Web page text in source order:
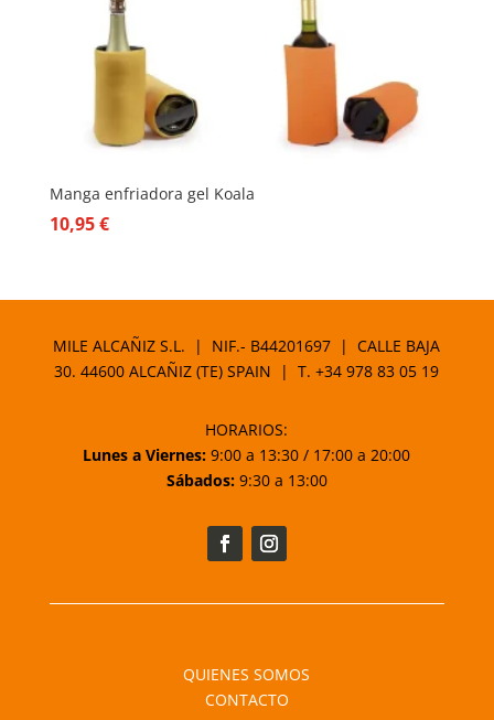
Manga enfriadora gel Koala
10,95€
MILE ALCAÑIZ S.L. | NIF.- B44201697 | CALLE BAJA
30. 44600 ALCAÑIZ (TE) SPAIN | T.+34 978 83 05 19
HORARIOS:
Lunes a Viernes: 9:00 a 13:30 / 17:00 a 20:00
Sábados:9:30 a 13:00
QUIENES SOMOS
CONTACTO